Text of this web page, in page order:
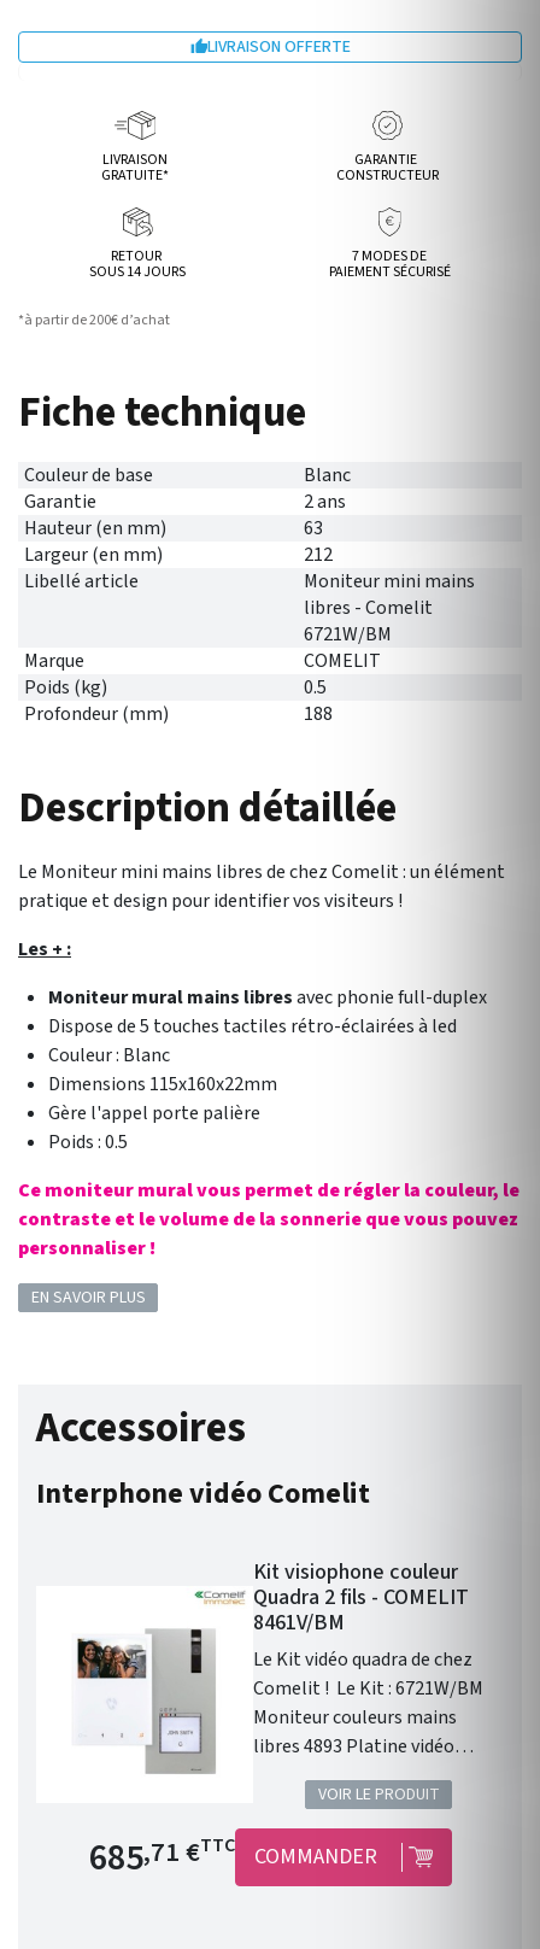
LIVRAISON OFFERTE
LIVRAISON
GRATUITE*
GARANTIE
CONSTRUCTEUR
RETOUR
SOUS 14 JOURS
7 MODES DE
PAIEMENT SÉCURISÉ
*à partir de 200€ d’achat
Fiche technique
Couleur de base
Blanc
Garantie
2 ans
Hauteur (en mm)
63
Largeur (en mm)
212
Libellé article
Moniteur mini mains
libres - Comelit
6721W/BM
Marque
COMELIT
Poids (kg)
0.5
Profondeur (mm)
188
Description détaillée
Le Moniteur mini mains libres de chez Comelit : un élément
pratique et design pour identifier vos visiteurs !
Les + :
Moniteur mural mains libresavec phonie full-duplex
Dispose de5 touches tactiles rétro-éclairées à led
Couleur : Blanc
Dimensions 115x160x22mm
Gère l'appel porte palière
Poids : 0.5
Ce moniteur mural vous permet de régler la couleur, le
contraste et le volume de la sonnerie que vous pouvez
personnaliser !
EN SAVOIR PLUS
Accessoires
Interphone vidéo Comelit
Kit visiophone couleur
Quadra 2 fils - COMELIT
8461V/BM
Le Kit vidéo quadra de chez
Comelit ! Le Kit : 6721W/BM
Moniteur couleurs mains
libres 4893 Platine vidéo
extérieure en saillie 1209
Alimentation Kit vidéo 2 fils
1216 Borne de fin de ligne
1214/2C Borne de dérivation
de signal vidéo couleur Les + :
VOIR LE PRODUIT
Prix de base
685,71 €TTC COMMANDER